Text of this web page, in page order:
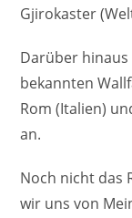
Gjirokaster
Darüber hinaus
bekannten
Rom (Italien)
an.
Noch nicht das
wir uns von